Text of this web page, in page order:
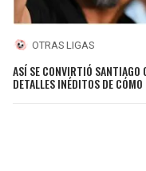
OTRAS LIGAS
ASÍ SE CONVIRTIÓ SANTIAGO
DETALLES INÉDITOS DE CÓMO